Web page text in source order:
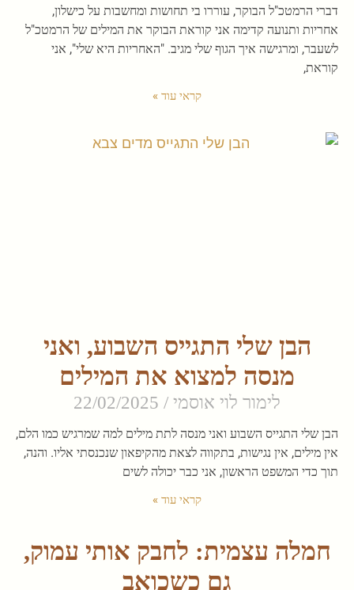
דברי הרמטכ"ל הבוקר, עוררו בי תחושות ומחשבות על כישלון,
אחריות ותנועה קדימה אני קוראת הבוקר את המילים של הרמטכ"ל
לשעבר, ומרגישה איך הגוף שלי מגיב. "האחריות היא שלי", אני
קוראת,
קראי עוד »
הבן שלי התגייס השבוע, ואני
מנסה למצוא את המילים
לימור לוי אוסמי
הבן שלי התגייס השבוע ואני מנסה לתת מילים למה שמרגיש כמו הלם,
אין מילים, אין נגישות, בתקווה לצאת מהקיפאון שנכנסתי אליו. והנה,
תוך כדי המשפט הראשון, אני כבר יכולה לשים
קראי עוד »
חמלה עצמית: לחבק אותי עמוק,
גם כשכואב